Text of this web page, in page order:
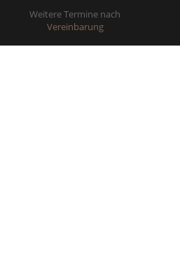
Weitere Termine nach
Vereinbarung